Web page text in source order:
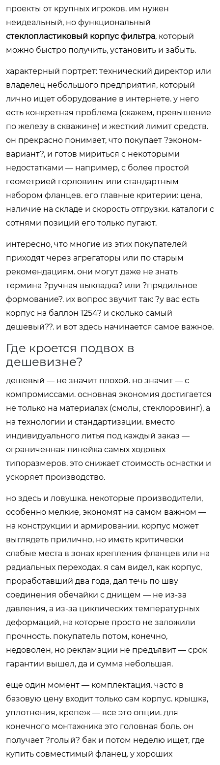
проекты от крупных игроков. им нужен
неидеальный, но функциональный
стеклопластиковый корпус фильтра, который
можно быстро получить, установить и забыть.
характерный портрет: технический директор или
владелец небольшого предприятия, который
лично ищет оборудование в интернете. у него
есть конкретная проблема (скажем, превышение
по железу в скважине) и жесткий лимит средств.
он прекрасно понимает, что покупает ?эконом-
вариант?, и готов мириться с некоторыми
недостатками — например, с более простой
геометрией горловины или стандартным
набором фланцев. его главные критерии: цена,
наличие на складе и скорость отгрузки. каталоги с
сотнями позиций его только пугают.
интересно, что многие из этих покупателей
приходят через агрегаторы или по старым
рекомендациям. они могут даже не знать
термина ?ручная выкладка? или ?прядильное
формование?. их вопрос звучит так: ?у вас есть
корпус на баллон 1254? и сколько самый
дешевый??. и вот здесь начинается самое важное.
Где кроется подвох в
дешевизне?
дешевый — не значит плохой. но значит — с
компромиссами. основная экономия достигается
не только на материалах (смолы, стеклоровинг), а
на технологии и стандартизации. вместо
индивидуального литья под каждый заказ —
ограниченная линейка самых ходовых
типоразмеров. это снижает стоимость оснастки и
ускоряет производство.
но здесь и ловушка. некоторые производители,
особенно мелкие, экономят на самом важном —
на конструкции и армировании. корпус может
выглядеть прилично, но иметь критически
слабые места в зонах крепления фланцев или на
радиальных переходах. я сам видел, как корпус,
проработавший два года, дал течь по шву
соединения обечайки с днищем — не из-за
давления, а из-за циклических температурных
деформаций, на которые просто не заложили
прочность. покупатель потом, конечно,
недоволен, но рекламации не предъявит — срок
гарантии вышел, да и сумма небольшая.
еще один момент — комплектация. часто в
базовую цену входит только сам корпус. крышка,
уплотнения, крепеж — все это опции. для
конечного монтажника это головная боль. он
получает ?голый? бак и потом неделю ищет, где
купить совместимый фланец. у хороших